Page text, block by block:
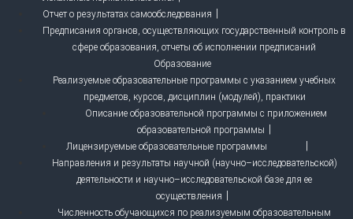
Отчет о результатах самообследования
Предписания органов, осуществляющих государственный контроль в
сфере образования, отчеты об исполнении предписаний
Образование
Реализуемые образовательные программы с указанием учебных
предметов, курсов, дисциплин (модулей), практики
Описание образовательной программы с приложением
образовательной программы
Лицензируемые образовательные программы
Направления и результаты научной (научно–исследовательской)
деятельности и научно–исследовательской базе для ее
осуществления
Численность обучающихся по реализуемым образовательным